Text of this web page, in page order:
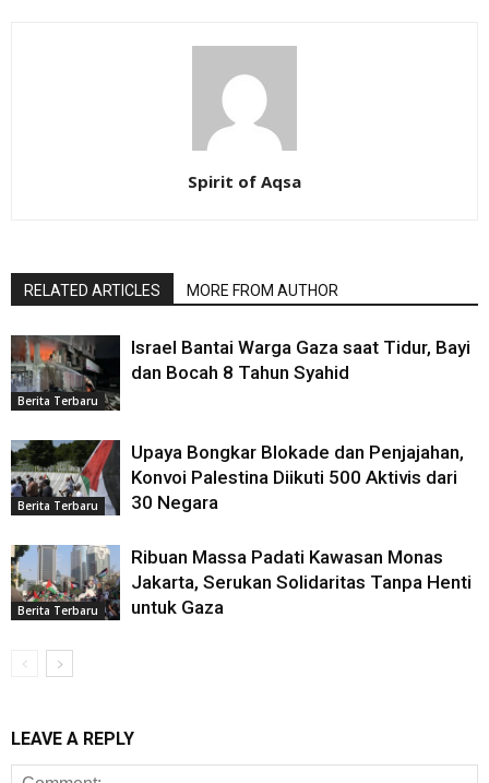
Spirit of Aqsa
RELATED ARTICLES MORE FROM AUTHOR
Berita Terbaru
Israel Bantai Warga Gaza saat Tidur, Bayi
dan Bocah 8 Tahun Syahid
Berita Terbaru
Upaya Bongkar Blokade dan Penjajahan,
Konvoi Palestina Diikuti 500 Aktivis dari
30 Negara
Berita Terbaru
Ribuan Massa Padati Kawasan Monas
Jakarta, Serukan Solidaritas Tanpa Henti
untuk Gaza
LEAVE A REPLY